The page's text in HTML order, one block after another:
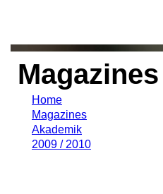
Home
Magazines
Akademik
2009 / 2010